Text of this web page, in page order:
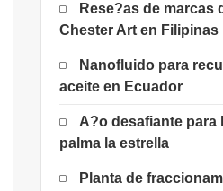
Rese?as de marcas
Chester Art en Filipinas
Nanofluido para
aceite en Ecuador
A?o desafiante para
palma la estrella
Planta de